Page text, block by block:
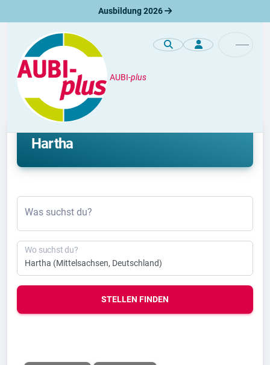
Ausbildung 2026
AUBI-plus
Duales Studium
Aktuelle duale Studienplätze in
Hartha
Was suchst du?
Wo suchst du?
STELLEN FINDEN